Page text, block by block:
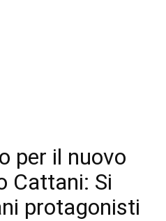
per il nuovo
Cattani: Si
protagonisti